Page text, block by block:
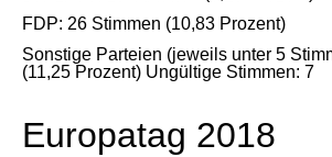
FDP: 26 Stimmen (10,83 Prozent)
Sonstige Parteien (jeweils unter 5
(11,25 Prozent) Ungültige Stimmen: 7
Europatag 2018